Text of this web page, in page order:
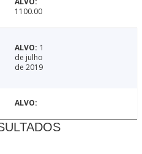
1100.00
1
de julho
de 2019